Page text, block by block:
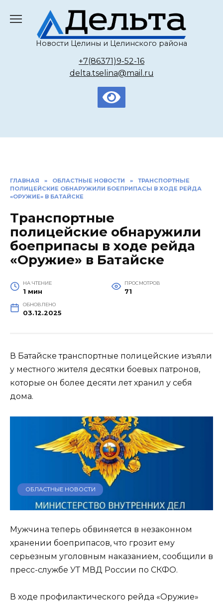
содержанию
Новости Целины и Целинского района
+7(86371)9-52-16
delta.tselina@mail.ru
ГЛАВНАЯ » ОБЛАСТНЫЕ НОВОСТИ »
ТРАНСПОРТНЫЕ
ПОЛИЦЕЙСКИЕ ОБНАРУЖИЛИ БОЕПРИПАСЫ В ХОДЕ РЕЙДА
«ОРУЖИЕ» В БАТАЙСКЕ
Транспортные
полицейские обнаружили
боеприпасы в ходе рейда
«Оружие» в Батайске
НА ЧТЕНИЕ
1 мин
ПРОСМОТРОВ
71
ОБНОВЛЕНО
03.12.2025
В Батайске транспортные полицейские изъяли
у местного жителя десятки боевых патронов,
которые он более десяти лет хранил у себя
дома.
ОБЛАСТНЫЕ НОВОСТИ
Мужчина теперь обвиняется в незаконном
хранении боеприпасов, что грозит ему
серьезным уголовным наказанием, сообщили в
пресс-службе УТ МВД России по СКФО.
В ходе профилактического рейда «Оружие»